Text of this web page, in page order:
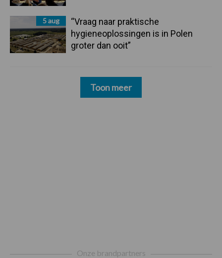
5 aug
“Vraag naar praktische
hygieneoplossingen is in Polen
groter dan ooit”
Toon meer
Onze brandpartners